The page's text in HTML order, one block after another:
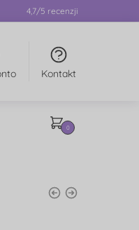
4,7/5 recenzji
Kontakt
0